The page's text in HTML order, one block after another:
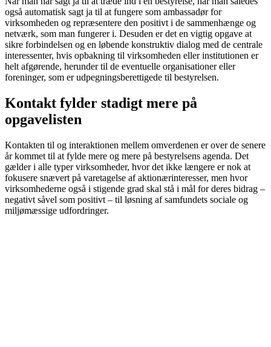
også automatisk sagt ja til at fungere som ambassadør for
virksomhe­den og repræsentere den positivt i de sammenhænge og
netværk, som man fungerer i. Desuden er det en vigtig opgave at
sikre forbindelsen og en løbende konstruktiv dialog med de centrale
interessenter, hvis opbakning til virksomheden eller institutionen er
helt afgørende, herunder til de eventuelle organisationer eller
foreninger, som er udpegningsberettigede til bestyrelsen.
Kontakt fylder stadigt mere på
opgavelisten
Kontakten til og interaktionen mellem omverdenen er over de senere
år kommet til at fylde mere og mere på bestyrelsens agenda. Det
gælder i alle typer virksomhe­der, hvor det ikke længere er nok at
fokusere snævert på varetagelse af aktionærinteresser, men hvor
virksomhederne også i stigende grad skal stå i mål for deres bidrag –
negativt såvel som positivt – til løsning af samfundets sociale og
miljømæssige udfordringer.